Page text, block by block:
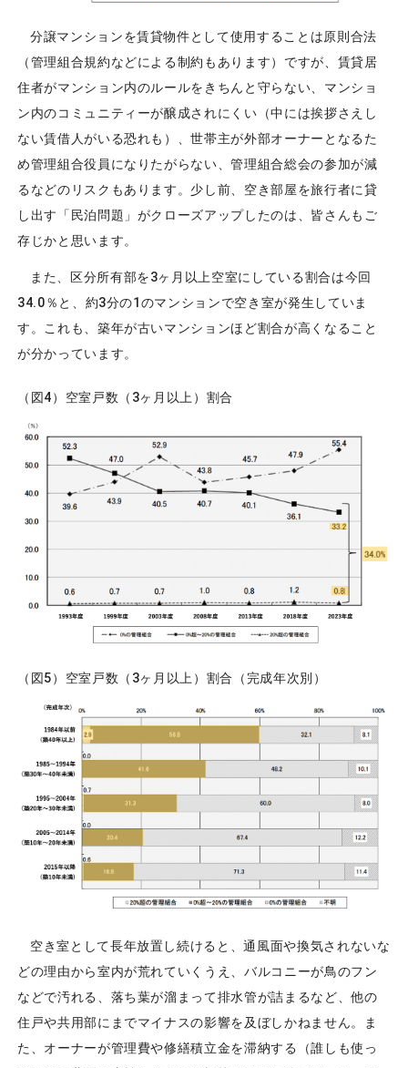
分譲マンションを賃貸物件として使用することは原則合法
（管理組合規約などによる制約もあります）ですが、賃貸居
住者がマンション内のルールをきちんと守らない、マンショ
ン内のコミュニティーが醸成されにくい（中には挨拶さえし
ない賃借人がいる恐れも）、世帯主が外部オーナーとなるた
め管理組合役員になりたがらない、管理組合総会の参加が減
るなどのリスクもあります。少し前、空き部屋を旅行者に貸
し出す「民泊問題」がクローズアップしたのは、皆さんもご
存じかと思います。
また、区分所有部を3ヶ月以上空室にしている割合は今回
34.0％と、約3分の1のマンションで空き室が発生していま
す。これも、築年が古いマンションほど割合が高くなること
が分かっています。
（図4）空室戸数（3ヶ月以上）割合
（図5）空室戸数（3ヶ月以上）割合（完成年次別）
空き室として長年放置し続けると、通風面や換気されないな
どの理由から室内が荒れていくうえ、バルコニーが鳥のフン
などで汚れる、落ち葉が溜まって排水管が詰まるなど、他の
住戸や共用部にまでマイナスの影響を及ぼしかねません。ま
た、オーナーが管理費や修繕積立金を滞納する（誰しも使っ